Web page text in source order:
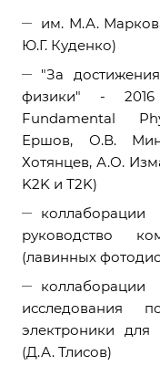
им. М.А.
Ю.Г. Куденко)
"За
физики" -
Fundamental
Ершов, О.В.
Хотянцев, А.О.
K2K и Т2K)
руководство
(лавинных
исследования
электроники
(Д.А. Тлисов)